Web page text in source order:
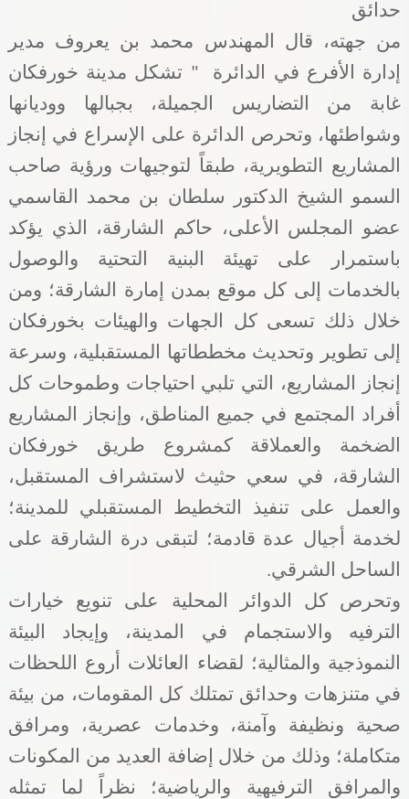
حدائق
من جهته، قال المهندس محمد بن يعروف مدير
إدارة الأفرع في الدائرة
" تشكل مدينة خورفكان
غابة من التضاريس الجميلة، بجبالها ووديانها
وشواطئها، وتحرص الدائرة على الإسراع في إنجاز
المشاريع التطويرية، طبقاً لتوجيهات ورؤية صاحب
السمو الشيخ الدكتور سلطان بن محمد القاسمي
عضو المجلس الأعلى، حاكم الشارقة، الذي يؤكد
باستمرار على تهيئة البنية التحتية والوصول
بالخدمات إلى كل موقع بمدن إمارة الشارقة؛ ومن
خلال ذلك تسعى كل الجهات والهيئات بخورفكان
إلى تطوير وتحديث مخططاتها المستقبلية، وسرعة
إنجاز المشاريع، التي تلبي احتياجات وطموحات كل
أفراد المجتمع في جميع المناطق، وإنجاز المشاريع
الضخمة والعملاقة كمشروع طريق خورفكان
الشارقة، في سعي حثيث لاستشراف المستقبل،
والعمل على تنفيذ التخطيط المستقبلي للمدينة؛
لخدمة أجيال عدة قادمة؛ لتبقى درة الشارقة على
الساحل الشرقي .
وتحرص كل الدوائر المحلية على تنويع خيارات
الترفيه والاستجمام في المدينة، وإيجاد البيئة
النموذجية والمثالية؛ لقضاء العائلات أروع اللحظات
في متنزهات وحدائق تمتلك كل المقومات، من بيئة
صحية ونظيفة وآمنة، وخدمات عصرية، ومرافق
متكاملة؛ وذلك من خلال إضافة العديد من المكونات
والمرافق الترفيهية والرياضية؛ نظراً لما تمثله